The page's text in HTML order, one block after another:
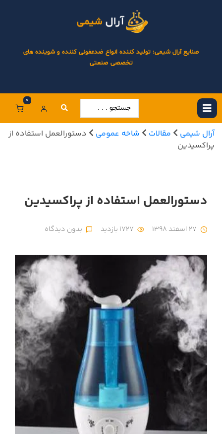
صنایع آرال شیمی: تولید کننده انواع ضدعفونی کننده و شوینده های
تخصصی صنعتی
0
آرال شیمی مقالات شاخه عمومی
دستورالعمل استفاده از
پراکسیدین
دستورالعمل استفاده از پراکسیدین
بدون دیدگاه